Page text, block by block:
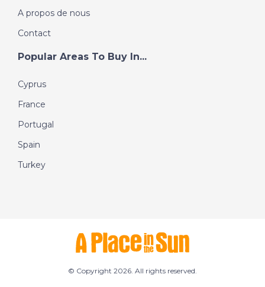
A propos de nous
Contact
Popular Areas To Buy In...
Cyprus
France
Portugal
Spain
Turkey
© Copyright 2026. All rights reserved.